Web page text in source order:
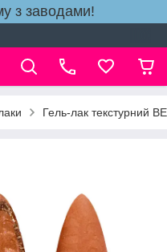
з заводами!
Гель-лак текстурний